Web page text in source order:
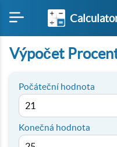
Výpočet
Počáteční hodnota
Konečná hodnota